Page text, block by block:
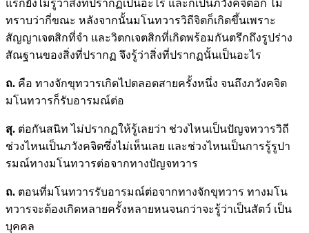
แรกยังไม่รู้ว่าสิ่งที่ปรากฏเป็นอะไร และก็เป็นภวังคจิตอีก ไม่
ทราบว่ากี่ขณะ หลังจากนั้นมโนทวารวิถีจิตก็เกิดขึ้นเพราะ
สัญญาเจตสิกที่จำ และวิตกเจตสิกที่เกิดพร้อมกันตรึกถึงรูปร่าง
สัณฐานของสิ่งที่ปรากฏ จึงรู้ว่าสิ่งที่ปรากฏนั้นเป็นอะไร
ถ. คือ ทางจักขุทวารเกิดไปตลอดสายครั้งหนึ่ง จนถึงภวังคจิต
มโนทวารก็รับอารมณ์ต่อ
สุ. ต่อกันสนิท ไม่ปรากฏให้รู้เลยว่า ช่วงไหนเป็นปัญจทวารวิถี
ช่วงไหนเป็นภวังคจิตซึ่งไม่เห็นเลย และช่วงไหนเป็นการรู้รูปา
รมณ์ทางมโนทวารต่อจากทางปัญจทวาร
ถ. ตอนที่มโนทวารรับอารมณ์ต่อจากทางจักขุทวาร ทางมโน
ทวารจะต้องเกิดหลายครั้งหลายหนจนกว่าจะรู้ว่าเป็นสัตว์ เป็น
บุคคล